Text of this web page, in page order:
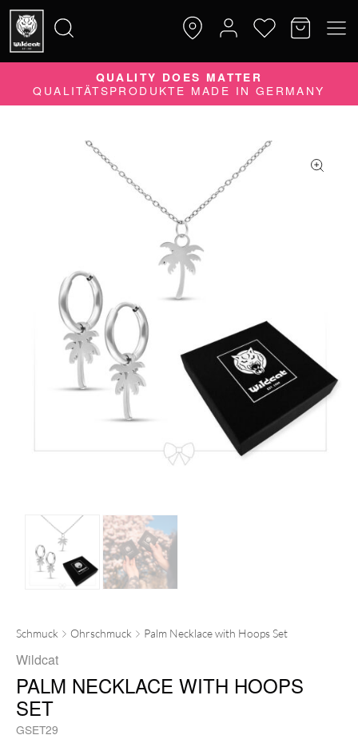
Suche
nach:
QUALITY DOES MATTER
QUALITÄTSPRODUKTE MADE IN GERMANY
Schmuck Ohrschmuck Palm Necklace with Hoops Set
Wildcat
PALM NECKLACE WITH HOOPS
SET
GSET29